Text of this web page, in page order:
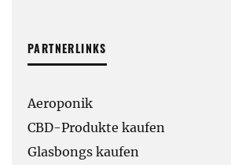
PARTNERLINKS
Aeroponik
CBD-Produkte kaufen
Glasbongs kaufen